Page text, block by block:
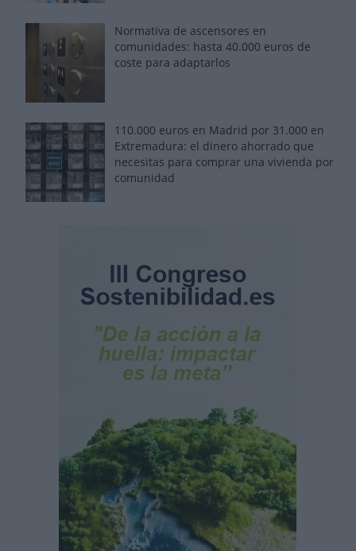
Normativa de ascensores en
comunidades: hasta 40.000 euros de
coste para adaptarlos
110.000 euros en Madrid por 31.000 en
Extremadura: el dinero ahorrado que
necesitas para comprar una vivienda por
comunidad